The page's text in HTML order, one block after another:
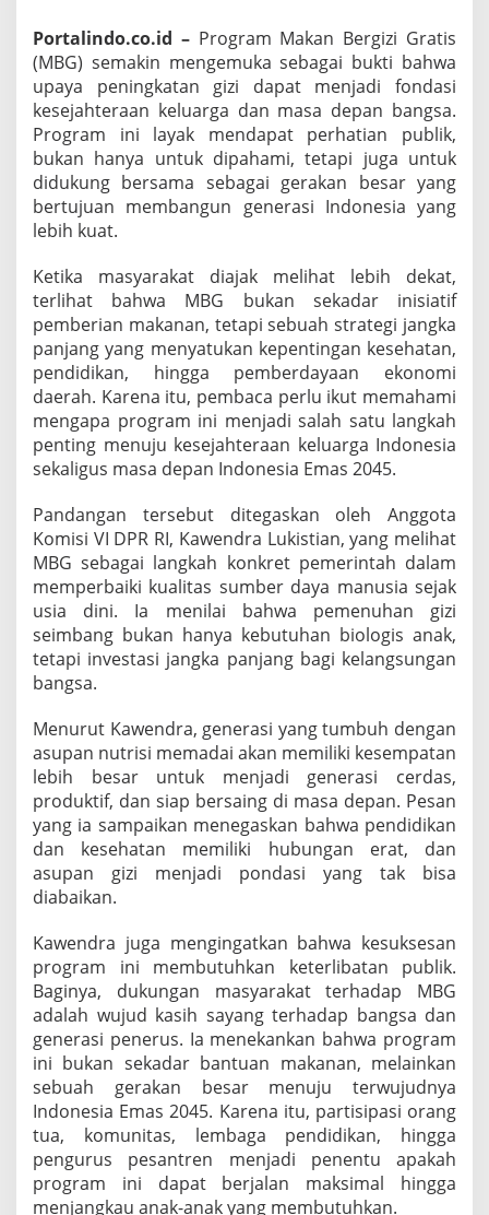
j
a
h
e
r
a
a
n
K
u
a
r
g
a
Portalindo.co.id – Program Makan Bergizi Gratis
(MBG) semakin mengemuka sebagai bukti bahwa
upaya peningkatan gizi dapat menjadi fondasi
kesejahteraan keluarga dan masa depan bangsa.
Program ini layak mendapat perhatian publik,
bukan hanya untuk dipahami, tetapi juga untuk
didukung bersama sebagai gerakan besar yang
bertujuan membangun generasi Indonesia yang
lebih kuat.
Ketika masyarakat diajak melihat lebih dekat,
terlihat bahwa MBG bukan sekadar inisiatif
pemberian makanan, tetapi sebuah strategi jangka
panjang yang menyatukan kepentingan kesehatan,
pendidikan, hingga pemberdayaan ekonomi
daerah. Karena itu, pembaca perlu ikut memahami
mengapa program ini menjadi salah satu langkah
penting menuju kesejahteraan keluarga Indonesia
sekaligus masa depan Indonesia Emas 2045.
Pandangan tersebut ditegaskan oleh Anggota
Komisi VI DPR RI, Kawendra Lukistian, yang melihat
MBG sebagai langkah konkret pemerintah dalam
memperbaiki kualitas sumber daya manusia sejak
usia dini. Ia menilai bahwa pemenuhan gizi
seimbang bukan hanya kebutuhan biologis anak,
tetapi investasi jangka panjang bagi kelangsungan
bangsa.
Menurut Kawendra, generasi yang tumbuh dengan
asupan nutrisi memadai akan memiliki kesempatan
lebih besar untuk menjadi generasi cerdas,
produktif, dan siap bersaing di masa depan. Pesan
yang ia sampaikan menegaskan bahwa pendidikan
dan kesehatan memiliki hubungan erat, dan
asupan gizi menjadi pondasi yang tak bisa
diabaikan.
Kawendra juga mengingatkan bahwa kesuksesan
program ini membutuhkan keterlibatan publik.
Baginya, dukungan masyarakat terhadap MBG
adalah wujud kasih sayang terhadap bangsa dan
generasi penerus. Ia menekankan bahwa program
ini bukan sekadar bantuan makanan, melainkan
sebuah gerakan besar menuju terwujudnya
Indonesia Emas 2045. Karena itu, partisipasi orang
tua, komunitas, lembaga pendidikan, hingga
pengurus pesantren menjadi penentu apakah
program ini dapat berjalan maksimal hingga
menjangkau anak-anak yang membutuhkan.